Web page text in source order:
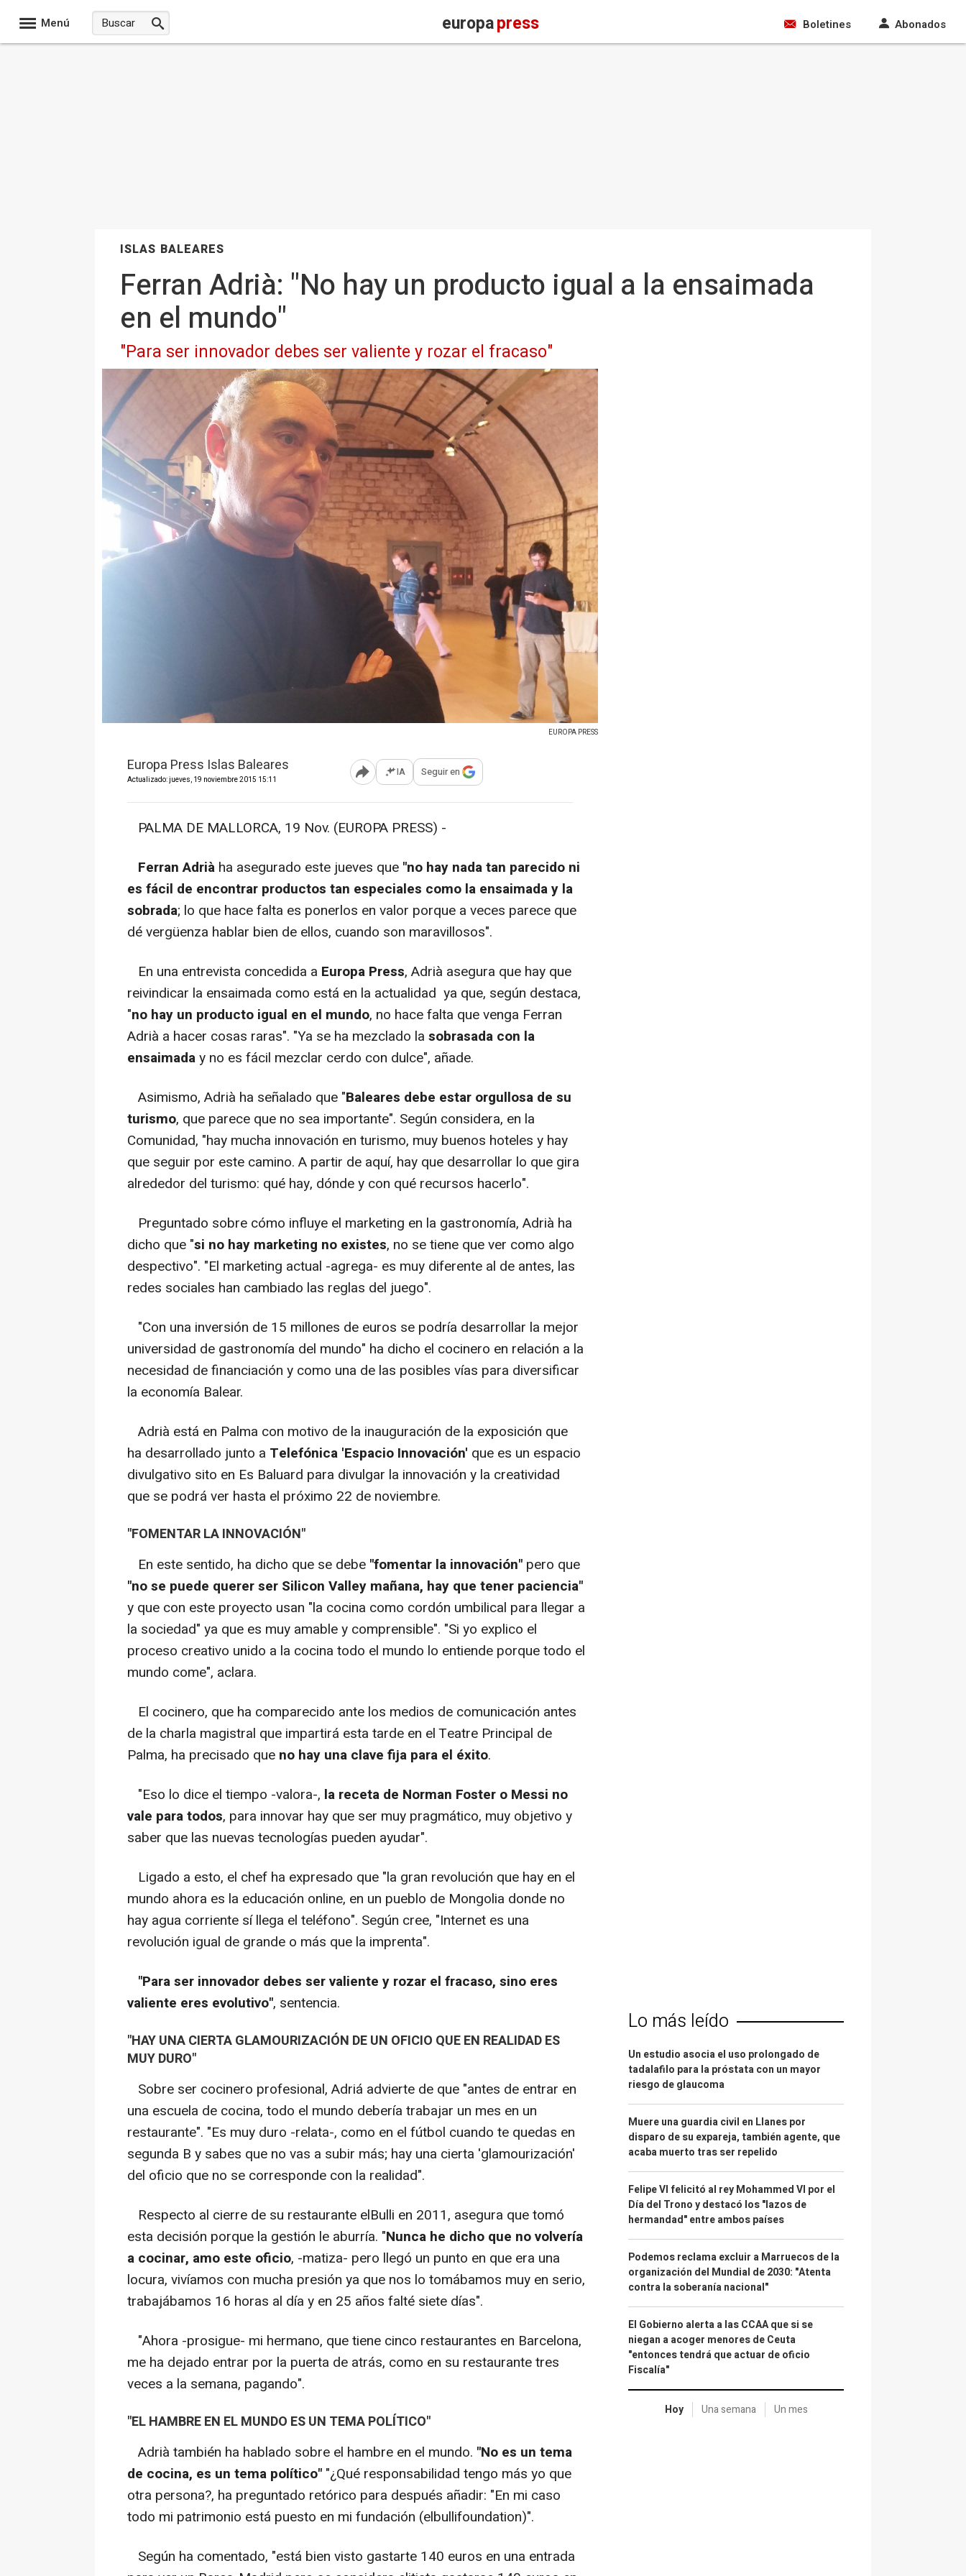
Menú europapress Boletines Abonados
ISLAS BALEARES
Ferran Adrià: "No hay un producto igual a la ensaimada
en el mundo"
"Para ser innovador debes ser valiente y rozar el fracaso"
EUROPA PRESS
Europa Press Islas Baleares
Actualizado: jueves, 19 noviembre 2015 15:11 Abrir opciones para compartir
IA Seguir en
PALMA DE MALLORCA, 19 Nov. (EUROPA PRESS) -
Ferran Adrià ha asegurado este jueves que "no hay nada tan parecido ni
es fácil de encontrar productos tan especiales como la ensaimada y la
sobrada; lo que hace falta es ponerlos en valor porque a veces parece que
dé vergüenza hablar bien de ellos, cuando son maravillosos".
En una entrevista concedida a Europa Press, Adrià asegura que hay que
reivindicar la ensaimada como está en la actualidad ya que, según destaca,
"no hay un producto igual en el mundo, no hace falta que venga Ferran
Adrià a hacer cosas raras". "Ya se ha mezclado la sobrasada con la
ensaimaday no es fácil mezclar cerdo con dulce", añade.
Asimismo, Adrià ha señalado que "Baleares debe estar orgullosa de su
turismo, que parece que no sea importante". Según considera, en la
Comunidad, "hay mucha innovación en turismo, muy buenos hoteles y hay
que seguir por este camino. A partir de aquí, hay que desarrollar lo que gira
alrededor del turismo: qué hay, dónde y con qué recursos hacerlo".
Preguntado sobre cómo influye el marketing en la gastronomía, Adrià ha
dicho que "si no hay marketing no existes, no se tiene que ver como algo
despectivo". "El marketing actual -agrega- es muy diferente al de antes, las
redes sociales han cambiado las reglas del juego".
"Con una inversión de 15 millones de euros se podría desarrollar la mejor
universidad de gastronomía del mundo" ha dicho el cocinero en relación a la
necesidad de financiación y como una de las posibles vías para diversificar
la economía Balear.
Adrià está en Palma con motivo de la inauguración de la exposición que
ha desarrollado junto a Telefónica 'Espacio Innovación' que es un espacio
divulgativo sito en Es Baluard para divulgar la innovación y la creatividad
que se podrá ver hasta el próximo 22 de noviembre.
"FOMENTAR LA INNOVACIÓN"
En este sentido, ha dicho que se debe "fomentar la innovación" pero que
"no se puede querer ser Silicon Valley mañana, hay que tener paciencia"
y que con este proyecto usan "la cocina como cordón umbilical para llegar a
la sociedad" ya que es muy amable y comprensible". "Si yo explico el
proceso creativo unido a la cocina todo el mundo lo entiende porque todo el
mundo come", aclara.
El cocinero, que ha comparecido ante los medios de comunicación antes
de la charla magistral que impartirá esta tarde en el Teatre Principal de
Palma, ha precisado que no hay una clave fija para el éxito.
"Eso lo dice el tiempo -valora-, la receta de Norman Foster o Messi no
vale para todos, para innovar hay que ser muy pragmático, muy objetivo y
saber que las nuevas tecnologías pueden ayudar".
Ligado a esto, el chef ha expresado que "la gran revolución que hay en el
mundo ahora es la educación online, en un pueblo de Mongolia donde no
hay agua corriente sí llega el teléfono". Según cree, "Internet es una
revolución igual de grande o más que la imprenta".
"Para ser innovador debes ser valiente y rozar el fracaso, sino eres
valiente eres evolutivo", sentencia.
"HAY UNA CIERTA GLAMOURIZACIÓN DE UN OFICIO QUE EN REALIDAD ES
MUY DURO"
Sobre ser cocinero profesional, Adriá advierte de que "antes de entrar en
una escuela de cocina, todo el mundo debería trabajar un mes en un
restaurante". "Es muy duro -relata-, como en el fútbol cuando te quedas en
segunda B y sabes que no vas a subir más; hay una cierta 'glamourización'
del oficio que no se corresponde con la realidad".
Respecto al cierre de su restaurante elBulli en 2011, asegura que tomó
esta decisión porque la gestión le aburría. "Nunca he dicho que no volvería
a cocinar, amo este oficio, -matiza- pero llegó un punto en que era una
locura, vivíamos con mucha presión ya que nos lo tomábamos muy en serio,
trabajábamos 16 horas al día y en 25 años falté siete días".
"Ahora -prosigue- mi hermano, que tiene cinco restaurantes en Barcelona,
me ha dejado entrar por la puerta de atrás, como en su restaurante tres
veces a la semana, pagando".
"EL HAMBRE EN EL MUNDO ES UN TEMA POLÍTICO"
Adrià también ha hablado sobre el hambre en el mundo. "No es un tema
de cocina, es un tema político" "¿Qué responsabilidad tengo más yo que
otra persona?, ha preguntado retórico para después añadir: "En mi caso
todo mi patrimonio está puesto en mi fundación (elbullifoundation)".
Según ha comentado, "está bien visto gastarte 140 euros en una entrada
Lo más leído
Un estudio asocia el uso prolongado de
tadalafilo para la próstata con un mayor
riesgo de glaucoma
Muere una guardia civil en Llanes por
disparo de su expareja, también agente, que
acaba muerto tras ser repelido
Felipe VI felicitó al rey Mohammed VI por el
Día del Trono y destacó los "lazos de
hermandad" entre ambos países
Podemos reclama excluir a Marruecos de la
organización del Mundial de 2030: "Atenta
contra la soberanía nacional"
El Gobierno alerta a las CCAA que si se
niegan a acoger menores de Ceuta
"entonces tendrá que actuar de oficio
Fiscalía"
Hoy Una semana Un mes